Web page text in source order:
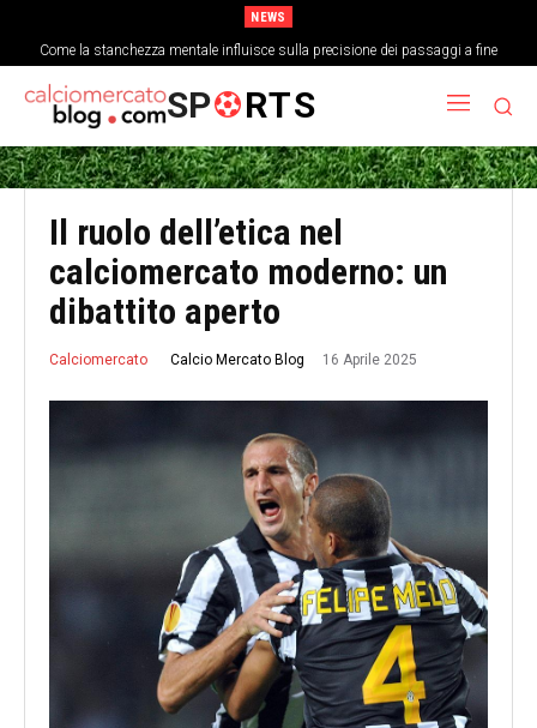
NEWS
Come la stanchezza mentale influisce sulla precisione dei passaggi a fine
partita
La storia dimenticata della Coppa delle Fiere e l’evoluzione delle coppe europee
SP RTS
Il ruolo dell’etica nel
calciomercato moderno: un
dibattito aperto
Calciomercato Calcio Mercato Blog 16 Aprile 2025